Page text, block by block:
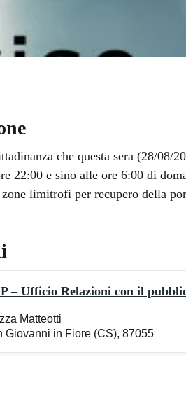
che questa sera (28/08/
22:00 e sino alle ore 6:00 di
zone limitrofi per recupero della
– Ufficio Relazioni con il
Matteotti
Giovanni in Fiore (CS), 87055